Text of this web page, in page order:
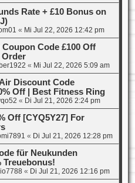
Rate + £10 Bonus on
« Mi Jul 22, 2026 12:42 pm
Coupon Code £100 Off
Order
« Mi Jul 22, 2026 5:09 am
Discount Code
Off | Best Fitness Ring
« Di Jul 21, 2026 2:24 pm
Off [CYQ5Y27] For
« Di Jul 21, 2026 12:28 pm
für Neukunden
Treuebonus!
« Di Jul 21, 2026 12:16 pm